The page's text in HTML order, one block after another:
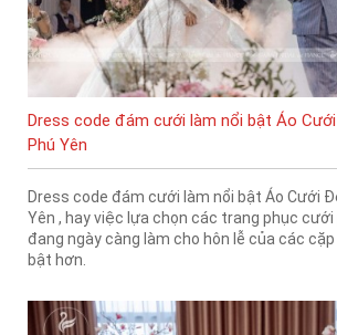
Dress code đám cưới làm nổi bật Áo
Phú Yên
Dress code đám cưới làm nổi bật Áo Cưới
Yên , hay việc lựa chọn các trang phục
đang ngày càng làm cho hôn lễ của các
bật hơn.